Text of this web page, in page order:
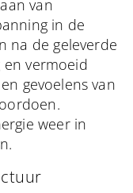
van
in de
na de geleverde
vermoeid
gevoelens van
weer in